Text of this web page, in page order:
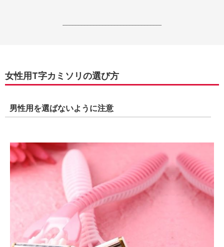
------------------------------------------------------------------
女性用T字カミソリの選び方
男性用を選ばないように注意